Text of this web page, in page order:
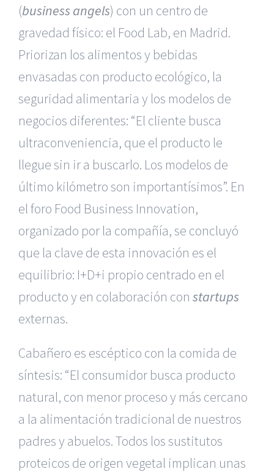
(business angels) con un centro de
gravedad físico: el Food Lab, en Madrid.
Priorizan los alimentos y bebidas
envasadas con producto ecológico, la
seguridad alimentaria y los modelos de
negocios diferentes: “El cliente busca
ultraconveniencia, que el producto le
llegue sin ir a buscarlo. Los modelos de
último kilómetro son importantísimos”. En
el foro Food Business Innovation,
organizado por la compañía, se concluyó
que la clave de esta innovación es el
equilibrio: I+D+i propio centrado en el
producto y en colaboración con startups
externas.
Cabañero es escéptico con la comida de
síntesis: “El consumidor busca producto
natural, con menor proceso y más cercano
a la alimentación tradicional de nuestros
padres y abuelos. Todos los sustitutos
proteicos de origen vegetal implican unas